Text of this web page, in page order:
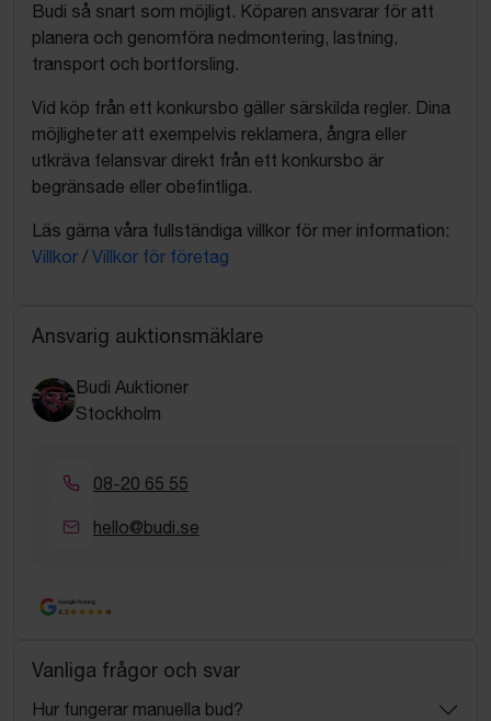
Budi så snart som möjligt. Köparen ansvarar för att
planera och genomföra nedmontering, lastning,
transport och bortforsling.
Vid köp från ett konkursbo gäller särskilda regler. Dina
möjligheter att exempelvis reklamera, ångra eller
utkräva felansvar direkt från ett konkursbo är
begränsade eller obefintliga.
Läs gärna våra fullständiga villkor för mer information:
Villkor / Villkor för företag
Ansvarig auktionsmäklare
Budi Auktioner
Stockholm
08-20 65 55
hello@budi.se
Google Rating
4.5
Vanliga frågor och svar
Hur fungerar manuella bud?